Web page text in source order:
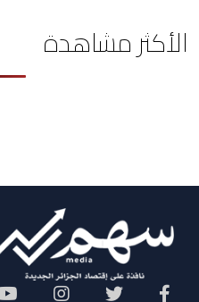
الأكثر مشاهدة